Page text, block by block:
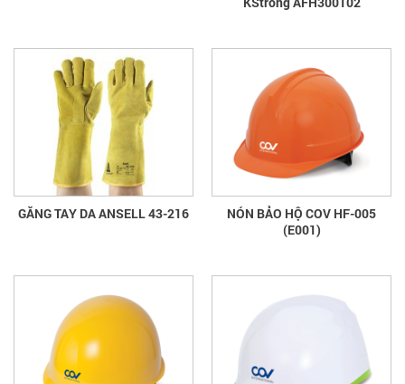
GĂNG TAY DA ANSELL 43-216
NÓN BẢO HỘ COV HF-005
(E001)